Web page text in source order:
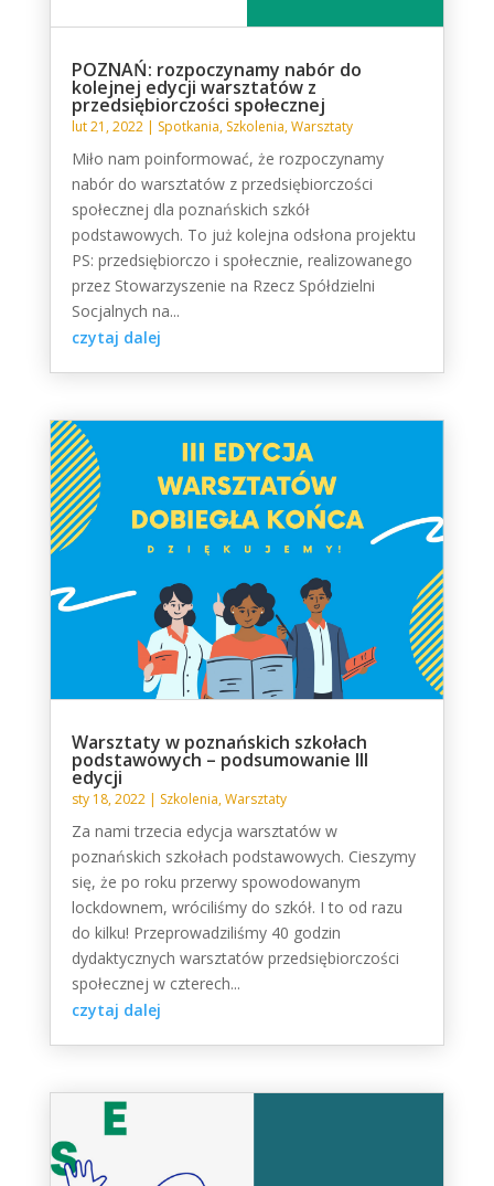
POZNAŃ: rozpoczynamy nabór do
kolejnej edycji warsztatów z
przedsiębiorczości społecznej
lut 21, 2022| Spotkania, Szkolenia,Warsztaty
Miło nam poinformować, że rozpoczynamy
nabór do warsztatów z przedsiębiorczości
społecznej dla poznańskich szkół
podstawowych. To już kolejna odsłona projektu
PS: przedsiębiorczo i społecznie, realizowanego
przez Stowarzyszenie na Rzecz Spółdzielni
Socjalnych na...
czytaj dalej
Warsztaty w poznańskich szkołach
podstawowych – podsumowanie III
edycji
sty 18, 2022| Szkolenia,Warsztaty
Za nami trzecia edycja warsztatów w
poznańskich szkołach podstawowych. Cieszymy
się, że po roku przerwy spowodowanym
lockdownem, wróciliśmy do szkół. I to od razu
do kilku! Przeprowadziliśmy 40 godzin
dydaktycznych warsztatów przedsiębiorczości
społecznej w czterech...
czytaj dalej